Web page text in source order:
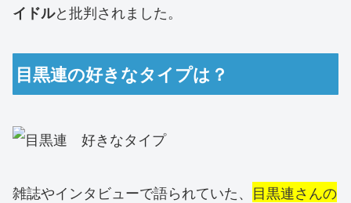
イドルと批判されました。
目黒連の好きなタイプは？
雑誌やインタビューで語られていた、 目黒連さんの